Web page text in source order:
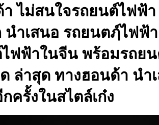
ไม่สนใจรถยนต์ไฟฟ้
นำเสนอ รถยนตฦ์ไฟฟ้
ฟฟ้าในจีน พร้อมรถย
ล่าสุด ทางฮอนด้า นำ
ครั้งในสไตล์เก๋ง